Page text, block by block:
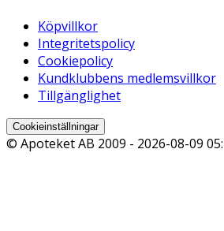
Köpvillkor
Integritetspolicy
Cookiepolicy
Kundklubbens medlemsvillkor
Tillgänglighet
Cookieinställningar
© Apoteket AB 2009 - 2026-08-09